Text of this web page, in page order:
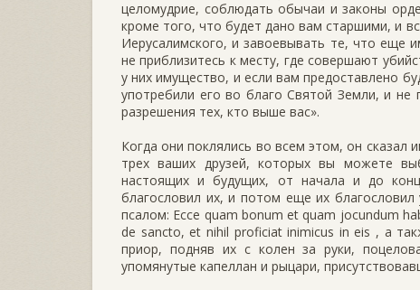
целомудрие, соблюдать обычаи и законы
кроме того, что будет дано вам старшими, и
Иерусалимского, и завоевывать те, что еще
не приблизитесь к месту, где совершают
у них имущество, и если вам предоставлено
употребили его во благо Святой Земли, и не
разрешения тех, кто выше вас».
Когда они поклялись во всем этом, он
трех ваших друзей, которых вы можете
настоящих и будущих, от начала и до
благословил их, и потом еще их
псалом: Ессе quam bonum et quam jocundum
de sancto, et nihil proficiat inimicus in eis , а
приор, подняв их с колен за руки,
упомянутые капеллан и рыцари,